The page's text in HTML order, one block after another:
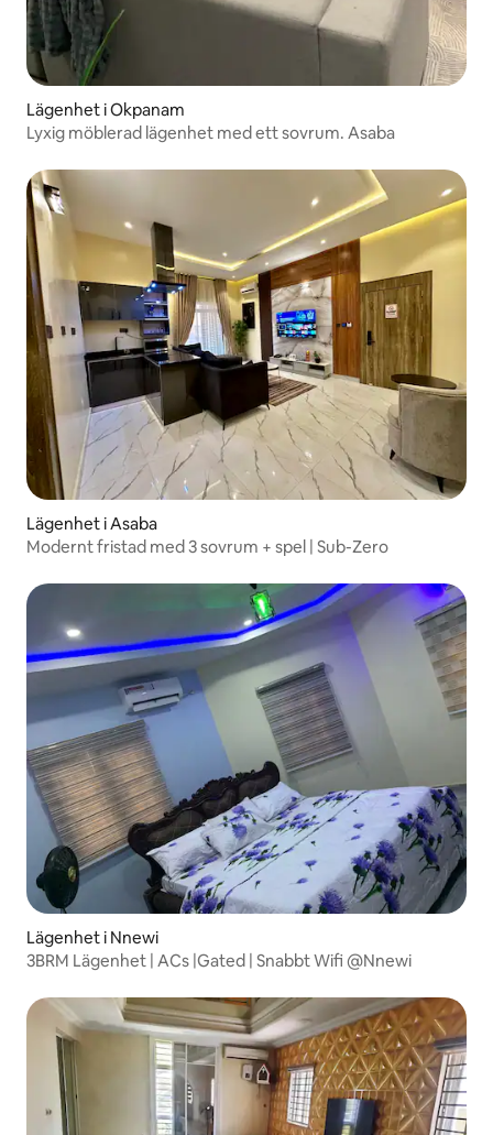
Lägenhet i Okpanam
Lyxig möblerad lägenhet med ett sovrum. Asaba
Lägenhet i Asaba
Modernt fristad med 3 sovrum + spel | Sub-Zero
Lägenhet i Nnewi
3BRM Lägenhet | ACs |Gated | Snabbt Wifi @Nnewi